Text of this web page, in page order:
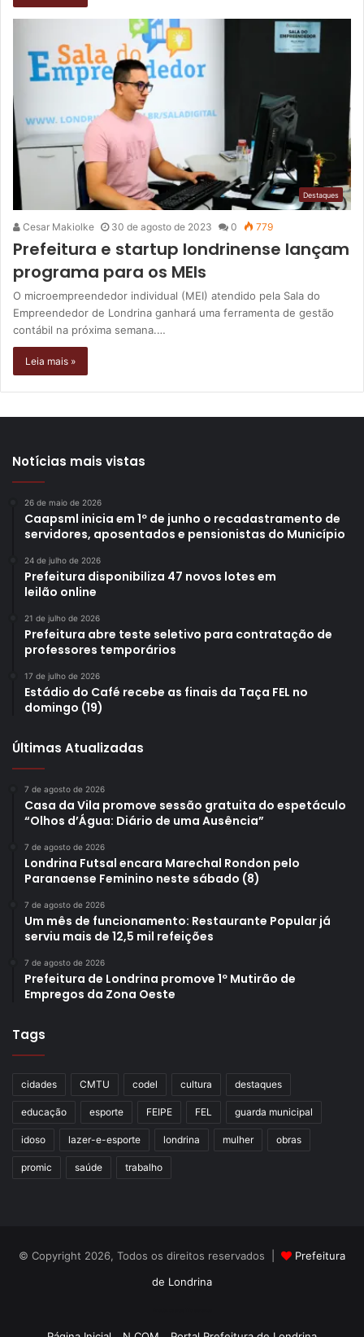
Destaques
Cesar Makiolke 30 de agosto de 2023 0 779
Prefeitura e startup londrinense lançam
programa para os MEIs
O microempreendedor individual (MEI) atendido pela Sala do
Empreendedor de Londrina ganhará uma ferramenta de gestão
contábil na próxima semana.…
Leia mais »
Notícias mais vistas
26 de maio de 2026
Caapsml inicia em 1º de junho o recadastramento de
servidores, aposentados e pensionistas do Município
24 de julho de 2026
Prefeitura disponibiliza 47 novos lotes em
leilão online
21 de julho de 2026
Prefeitura abre teste seletivo para contratação de
professores temporários
17 de julho de 2026
Estádio do Café recebe as finais da Taça FEL no
domingo (19)
Últimas Atualizadas
7 de agosto de 2026
Casa da Vila promove sessão gratuita do espetáculo
“Olhos d’Água: Diário de uma Ausência”
7 de agosto de 2026
Londrina Futsal encara Marechal Rondon pelo
Paranaense Feminino neste sábado (8)
7 de agosto de 2026
Um mês de funcionamento: Restaurante Popular já
serviu mais de 12,5 mil refeições
7 de agosto de 2026
Prefeitura de Londrina promove 1º Mutirão de
Empregos da Zona Oeste
Tags
cidades CMTU codel cultura destaques
educação esporte FEIPE FEL guarda municipal
idoso lazer-e-esporte londrina mulher obras
promic saúde trabalho
© Copyright 2026, Todos os direitos reservados |
Prefeitura
de Londrina